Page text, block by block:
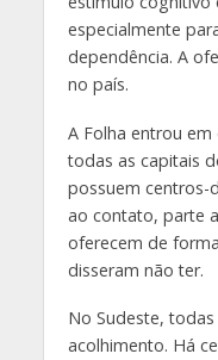
especialmente
dependência. A
no país.
A Folha entrou
todas as capitais
possuem centros-
ao contato, parte
oferecem de
disseram não ter.
No Sudeste,
acolhimento. Há